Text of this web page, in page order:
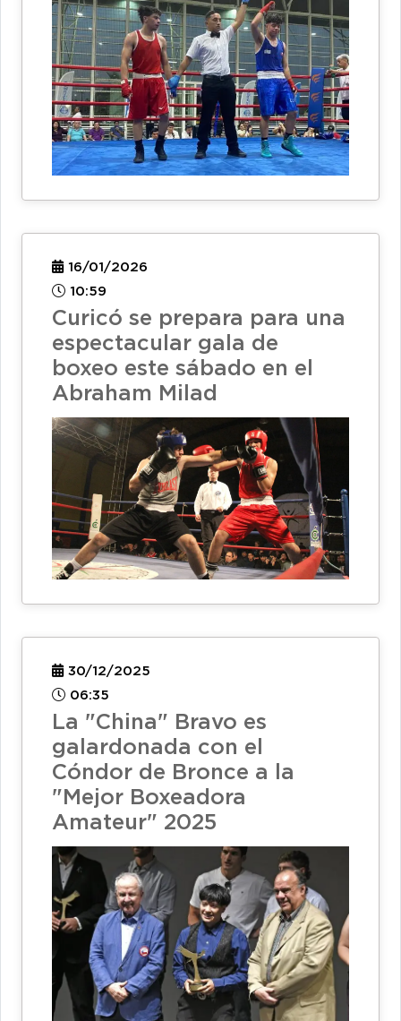
16/01/2026
10:59
Curicó se prepara para una
espectacular gala de
boxeo este sábado en el
Abraham Milad
30/12/2025
06:35
La "China" Bravo es
galardonada con el
Cóndor de Bronce a la
"Mejor Boxeadora
Amateur" 2025